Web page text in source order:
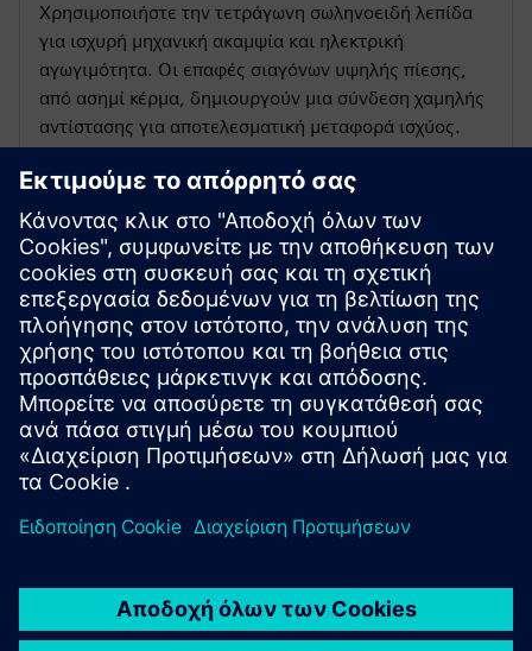
Χρησιμοποιήστε την τετράγωνη σωληνοειδή λεπίδα
για ισχυρή μηχανική ακαμψία και ηλεκτρική
αγωγιμότητα. Οι επαφές σιαγόνων υψηλής πίεσης,
από ασημί κέρμα, δημιουργούν μια σύνδεση χαμηλής
αντίστασης για αποτελεσματική μεταφορά ισχύος.
Ευέλικτη εγκατάσταση
Επιλέξτε τυπικές ή προσαρμοσμένες επιλογές
τοποθέτησης, όπως κανάλι γαλβανισμένου χάλυβα ή
καθολικές βάσεις, για διαφορετικές ανάγκες
εγκατάστασης.